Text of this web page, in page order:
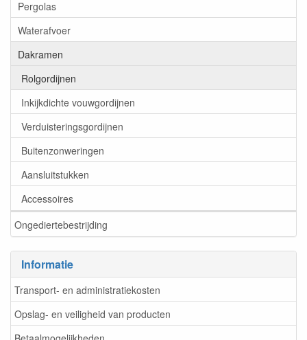
Pergolas
Waterafvoer
Dakramen
Rolgordijnen
Inkijkdichte vouwgordijnen
Verduisteringsgordijnen
Buitenzonweringen
Aansluitstukken
Accessoires
Ongediertebestrijding
Informatie
Transport- en administratiekosten
Opslag- en veiligheid van producten